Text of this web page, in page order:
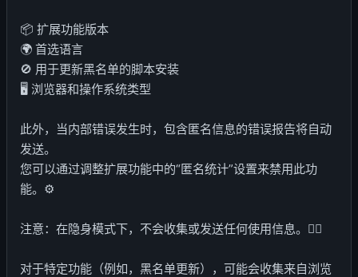
📦 扩展功能版本
🌍 首选语言
🚫 用于更新黑名单的脚本安装
🖥️ 浏览器和操作系统类型
此外，当内部错误发生时，包含匿名信息的错误报告将自动
发送。
您可以通过调整扩展功能中的“匿名统计”设置来禁用此功
能。⚙️
注意：在隐身模式下，不会收集或发送任何使用信息。🕵️‍♂️
对于特定功能（例如，黑名单更新），可能会收集来自浏览